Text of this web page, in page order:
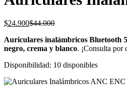
$24.900El
actual
es:
$44.000El
original
era:
Auriculares inalámbricos Bluetooth
negro, crema y blanco. ¡Consulta por
Disponibilidad: 10 disponibles